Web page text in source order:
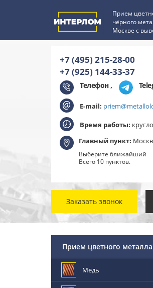
Прием
чёрного
Москве с
+7 (495) 215-28-00
+7 (925) 144-33-37
Телефон ,
E-mail:
Время работы:
Главный пункт:
Выберите ближайший
Всего 10 пунктов.
Заказать звонок
Прием цветного металла
Медь